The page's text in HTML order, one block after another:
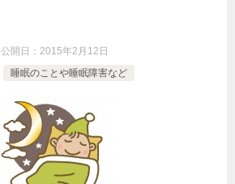
公開日： 2015年2月12日
睡眠のことや睡眠障害など